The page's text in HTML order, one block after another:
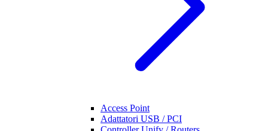
Access Point
Adattatori USB / PCI